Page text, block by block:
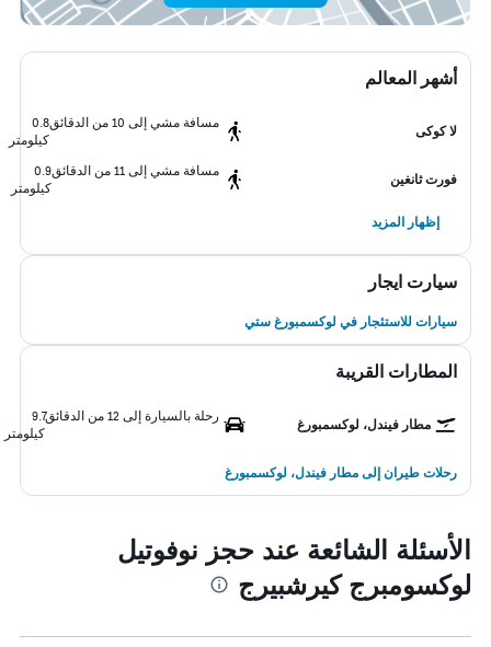
أشهر المعالم
لا كوكى
مسافة مشي إلى 10 من الدقائق
0.8
كيلومتر
فورت ثانغين
مسافة مشي إلى 11 من الدقائق
0.9
كيلومتر
إظهار المزيد
سيارت ايجار
سيارات للاستئجار في لوكسمبورغ ستي
المطارات القريبة
مطار فيندل، لوكسمبورغ
رحلة بالسيارة إلى 12 من الدقائق
9.7
كيلومتر
رحلات طيران إلى مطار فيندل، لوكسمبورغ
الأسئلة الشائعة عند حجز نوفوتيل
لوكسومبرج كيرشبيرج